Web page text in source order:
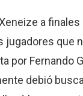
a
jugadores que
por Fernando
debió